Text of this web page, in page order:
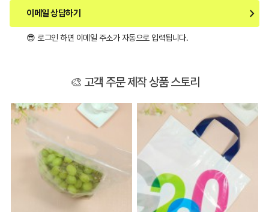
이메일 상담하기
😎 로그인 하면 이메일 주소가 자동으로 입력됩니다.
🎨 고객 주문 제작 상품 스토리